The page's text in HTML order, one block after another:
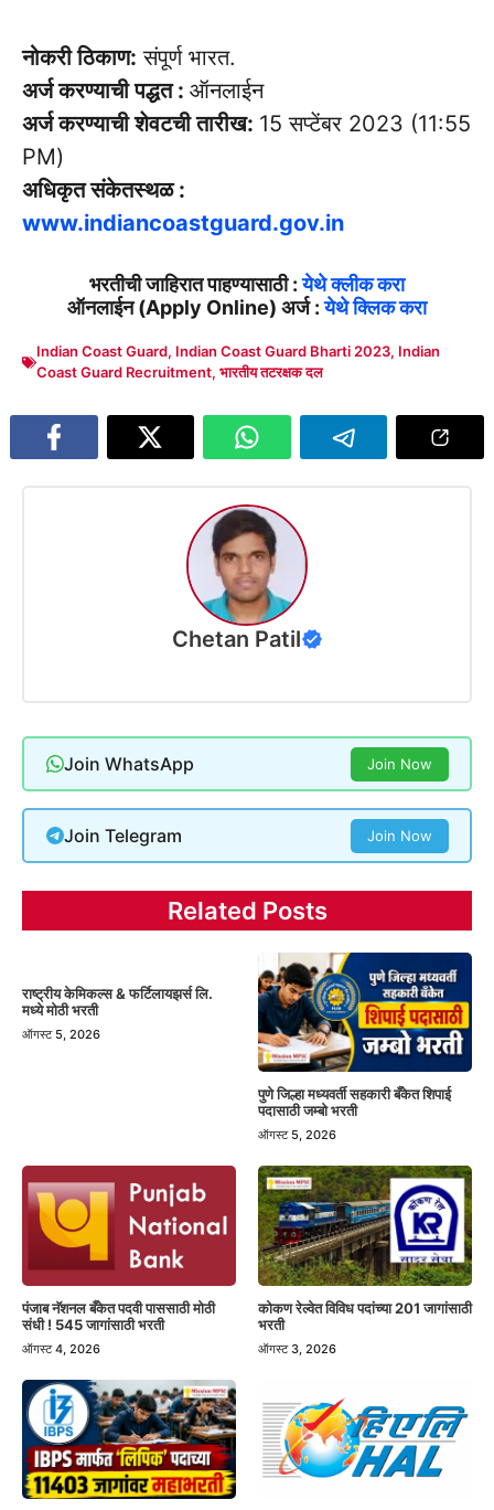
नोकरी ठिकाण: संपूर्ण भारत.
अर्ज करण्याची पद्धत : ऑनलाईन
अर्ज करण्याची शेवटची तारीख: 15 सप्टेंबर 2023 (11:55
PM)
अधिकृत संकेतस्थळ :
www.indiancoastguard.gov.in
भरतीची जाहिरात पाहण्यासाठी :येथे क्लीक करा
ऑनलाईन (Apply Online) अर्ज :येथे क्लिक करा
Indian Coast Guard, Indian Coast Guard Bharti 2023, Indian
Coast Guard Recruitment, भारतीय तटरक्षक दल
Chetan Patil
Join WhatsApp Join Now
Join Telegram Join Now
Related Posts
राष्ट्रीय केमिकल्स & फर्टिलायझर्स लि.
मध्ये मोठी भरती
ऑगस्ट 5, 2026
पुणे जिल्हा मध्यवर्ती सहकारी बँकेत शिपाई
पदासाठी जम्बो भरती
ऑगस्ट 5, 2026
पंजाब नॅशनल बँकेत पदवी पाससाठी मोठी
संधी ! 545 जागांसाठी भरती
ऑगस्ट 4, 2026
कोकण रेल्वेत विविध पदांच्या 201 जागांसाठी
भरती
ऑगस्ट 3, 2026